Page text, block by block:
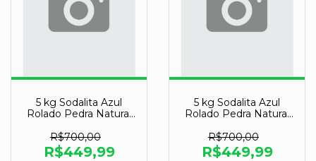
5 kg Sodalita Azul
Rolado Pedra Natural
R$700,00
R$449,99
5 kg Sodalita Azul
Rolado Pedra Natural
R$700,00
R$449,99